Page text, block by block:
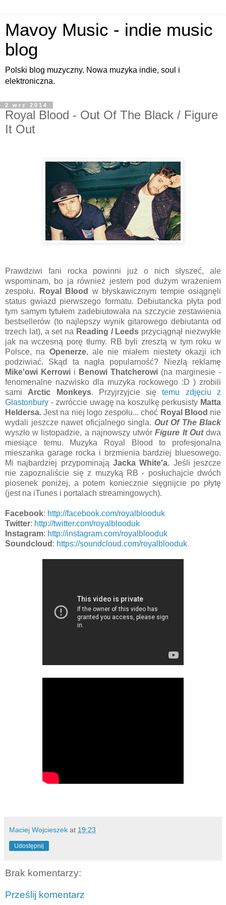
Mavoy Music - indie music
blog
Polski blog muzyczny. Nowa muzyka indie, soul i
elektroniczna.
2 wrz 2014
Royal Blood - Out Of The Black / Figure
It Out
Prawdziwi fani rocka powinni już o nich słyszeć, ale
wspominam, bo ja również jestem pod dużym wrażeniem
zespołu.
Royal Blood
w błyskawicznym tempie osiągnęli
status gwiazd pierwszego formatu. Debiutancka płyta pod
tym samym tytułem zadebiutowała na szczycie zestawienia
bestsellerów (to najlepszy wynik gitarowego debiutanta od
trzech lat), a set na Reading / Leeds przyciągnął niezwykłe
jak na wczesną porę tłumy. RB byli zresztą w tym roku w
Polsce, na Openerze, ale nie miałem niestety okazji ich
podziwiać. Skąd ta nagła popularność? Niezłą reklamę
Mike'owi Kerrowi i Benowi Thatcherowi (na marginesie -
fenomenalne nazwisko dla muzyka rockowego :D ) zrobili
sami Arctic Monkeys. Przyjrzyjcie siętemu zdjęciu z
Glastonbury - zwróccie uwagę na koszulkę perkusisty Matta
Heldersa. Jest na niej logo zespołu... choć Royal Blood nie
wydali jeszcze nawet oficjalnego singla. Out Of The Black
wyszło w listopadzie, a najnowszy utwórFigure It Outdwa
miesiące temu. Muzyka Royal Blood to profesjonalna
mieszanka garage rocka i brzmienia bardziej bluesowego.
Mi najbardziej przypominają Jacka White'a. Jeśli jeszcze
nie zapoznaliście się z muzyką RB - posłuchajcie dwóch
piosenek poniżej, a potem koniecznie sięgnijcie po płytę
(jest na iTunes i portalach streamingowych).
Facebook: http://facebook.com/royalblooduk
Twitter: http://twitter.com/royalblooduk
Instagram: http://instagram.com/royalblooduk
Soundcloud : https://soundcloud.com/royalblooduk
Maciej Wojcieszek at 19:23
Udostępnij
Brak komentarzy:
Prześlij komentarz